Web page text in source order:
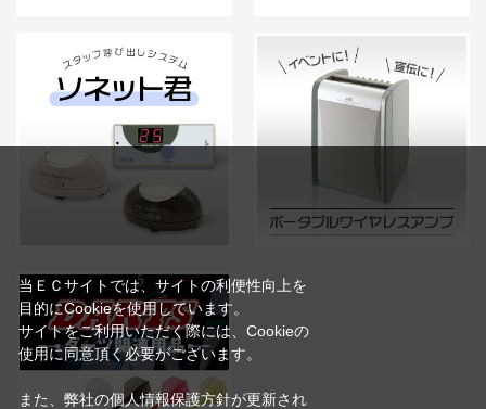
当ＥＣサイトでは、サイトの利便性向上を
目的にCookieを使用しています。
サイトをご利用いただく際には、Cookieの
使用に同意頂く必要がございます。
また、弊社の個人情報保護方針が更新され